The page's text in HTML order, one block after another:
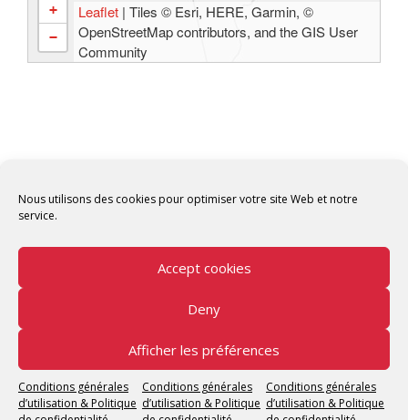
Nous utilisons des cookies pour optimiser votre site Web et notre
service.
Accept cookies
Deny
Afficher les préférences
Conditions générales
d’utilisation & Politique
Conditions générales
d’utilisation & Politique
Conditions générales
d’utilisation & Politique
+
−
Leaflet | Tiles © Esri, HERE, Garmin, ©
OpenStreetMap contributors, and the GIS User
Community
Copyright © 2026 Tunisian Fablabs Tous droits
réservés.
Tunisian Fablabsby OpenFab Tunisia - Powered by
WordPress.